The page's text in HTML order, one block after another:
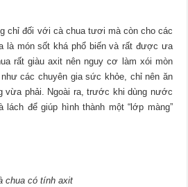
chỉ đối với cà chua tươi mà còn cho các
là món sốt khá phổ biến và rất được ưa
rất giàu axit nên nguy cơ làm xói mòn
các chuyên gia sức khỏe, chỉ nên ăn
vừa phải. Ngoài ra, trước khi dùng nước
lách để giúp hình thành một “lớp màng”
chua có tính axit